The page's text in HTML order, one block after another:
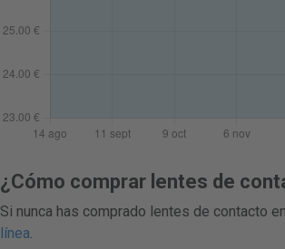
¿Cómo comprar lentes de
Si nunca has comprado lentes de contacto
línea.